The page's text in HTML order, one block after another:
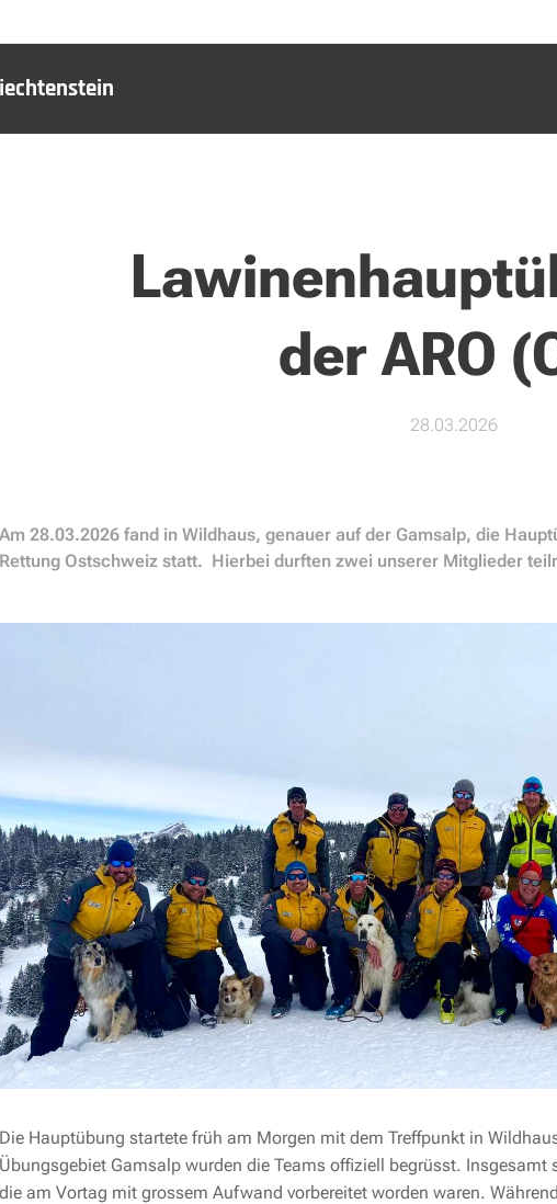
der ARO
28.03.2026
Am 28.03.2026 fand in Wildhaus, genauer auf der Gamsalp, die
Rettung Ostschweiz statt. Hierbei durften zwei unserer Mitglieder
Die Hauptübung startete früh am Morgen mit dem Treffpunkt in
Übungsgebiet Gamsalp wurden die Teams offiziell begrüsst.
die am Vortag mit grossem Aufwand vorbereitet worden waren.